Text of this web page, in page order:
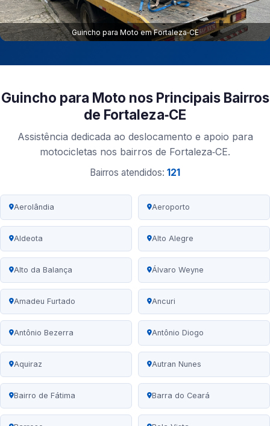
Guincho para Moto em Fortaleza‑CE
Guincho para Moto nos Principais Bairros
de Fortaleza‑CE
Assistência dedicada ao deslocamento e apoio para
motocicletas nos bairros de Fortaleza‑CE.
Bairros atendidos: 121
Aerolândia Aeroporto
Aldeota Alto Alegre
Alto da Balança Álvaro Weyne
Amadeu Furtado Ancuri
Antônio Bezerra Antônio Diogo
Aquiraz Autran Nunes
Bairro de Fátima Barra do Ceará